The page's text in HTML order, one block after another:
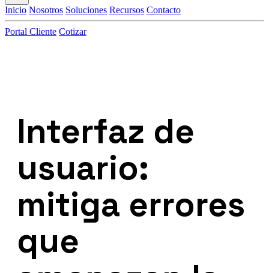
Inicio Nosotros Soluciones Recursos Contacto
Portal Cliente Cotizar
Interfaz de
usuario:
mitiga errores
que